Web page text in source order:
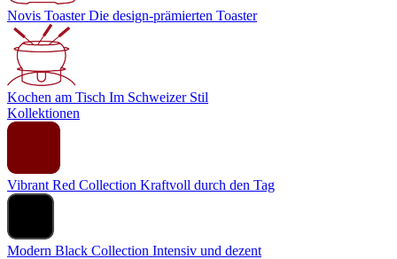
Novis Toaster Die design-prämierten Toaster
Kochen am Tisch Im Schweizer Stil
Kollektionen
Vibrant Red Collection Kraftvoll durch den Tag
Modern Black Collection Intensiv und dezent